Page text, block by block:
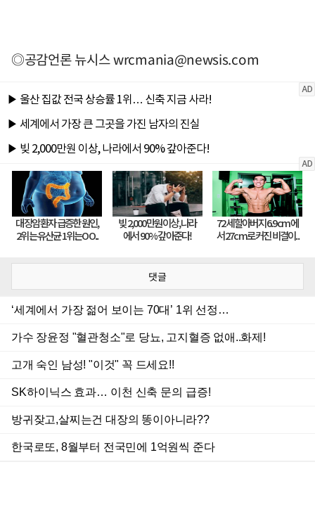
◎공감언론 뉴시스wrcmania@newsis.com
댓글